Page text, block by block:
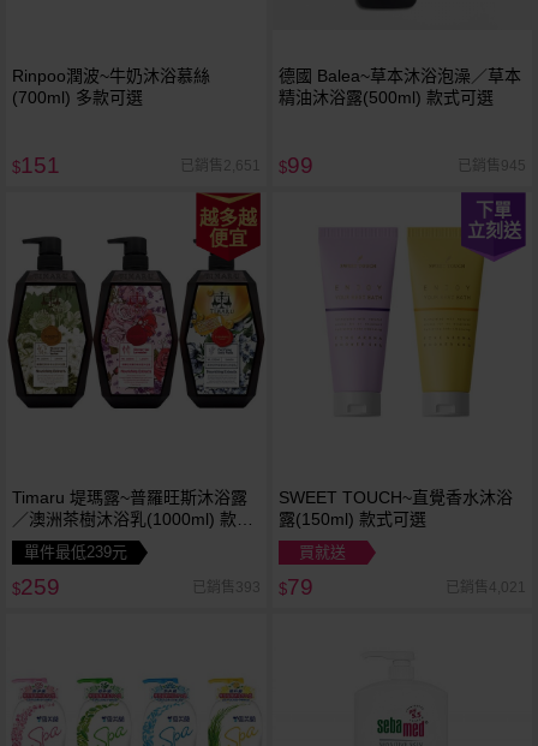
Rinpoo潤波~牛奶沐浴慕絲
(700ml) 多款可選
$151 已銷售2,651
德國 Balea~草本沐浴泡澡／草本
精油沐浴露(500ml) 款式可選
$99 已銷售945
越多越
便宜
Timaru 堤瑪露~普羅旺斯沐浴露
／澳洲茶樹沐浴乳(1000ml) 款式
可選
單件最低239元
$259 已銷售393
下單
立刻送
SWEET TOUCH~直覺香水沐浴
露(150ml) 款式可選
買就送
$79 已銷售4,021